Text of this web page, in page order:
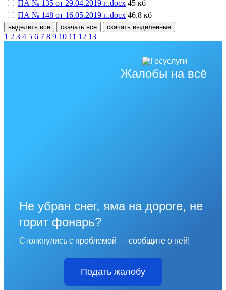
ПА № 135 от 29.04.2019 г..docx 45 кб
ПА № 148 от 16.05.2019 г..docx 46.8 кб
выделить все скачать все скачать выделенные
1 2 3 4 5 6 7 8 9 10 11 12 13
Жалобы на всё
Не убран снег, яма на дороге, не
горит фонарь?
Столкнулись с проблемой — сообщите о ней!
Подать жалобу